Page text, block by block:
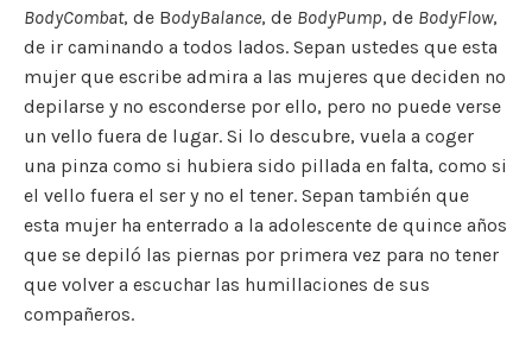
BodyCombat, de BodyBalance, de BodyPump, de BodyFlow,
de ir caminando a todos lados. Sepan ustedes que esta
mujer que escribe admira a las mujeres que deciden no
depilarse y no esconderse por ello, pero no puede verse
un vello fuera de lugar. Si lo descubre, vuela a coger
una pinza como si hubiera sido pillada en falta, como si
el vello fuera el ser y no el tener. Sepan también que
esta mujer ha enterrado a la adolescente de quince años
que se depiló las piernas por primera vez para no tener
que volver a escuchar las humillaciones de sus
compañeros.